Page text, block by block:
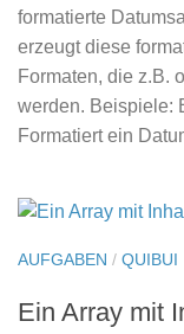
formatierte
erzeugt diese
Formaten, die z.B.
werden. Beispiele:
Formatiert ein
AUFGABEN / QUIBUI
Ein Array mit